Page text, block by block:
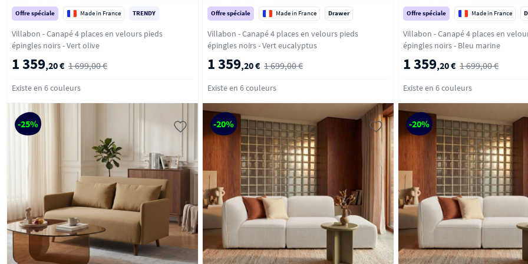
Offre spéciale Made in France TRENDY
Villabon - Canapé 4 places en velours pieds
épingles noirs - Vert olive
1 359,20 € 1 699,00 €
Existe en 6 couleurs
Offre spéciale Made in France Drawer
Villabon - Canapé 4 places en velours pieds
épingles noirs - Vert eucalyptus
1 359,20 € 1 699,00 €
Existe en 6 couleurs
Offre spéciale Made in France
Villabon - Canapé 4 places en
épingles noirs - Bleu marine
1 359,20 € 1 699,00 €
Existe en 6 couleurs
-25% -20% -20%